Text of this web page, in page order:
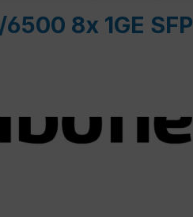
8x 1GE SFP